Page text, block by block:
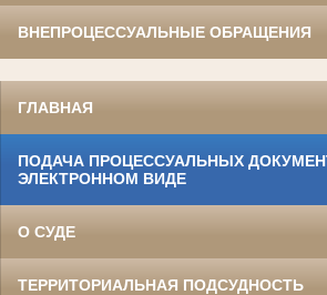
ВНЕПРОЦЕССУАЛЬНЫЕ ОБРАЩЕНИЯ
ГЛАВНАЯ
ПОДАЧА ПРОЦЕССУАЛЬНЫХ
ЭЛЕКТРОННОМ ВИДЕ
О СУДЕ
ТЕРРИТОРИАЛЬНАЯ ПОДСУДНОСТЬ